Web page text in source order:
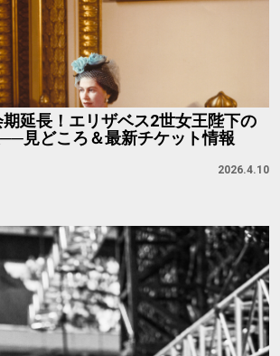
延長！エリザベス2世女王陛下の
見どころ＆最新チケット情報
2026.4.10